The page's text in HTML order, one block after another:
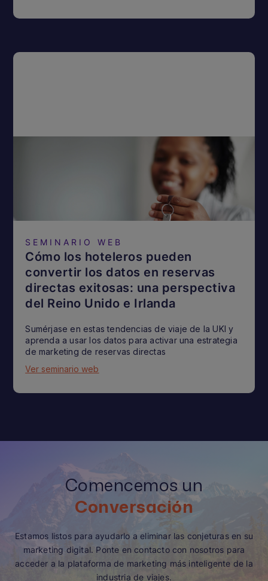
SEMINARIO WEB
Cómo los hoteleros pueden
convertir los datos en reservas
directas exitosas: una perspectiva
del Reino Unido e Irlanda
Sumérjase en estas tendencias de viaje de la UKI y
aprenda a usar los datos para activar una estrategia
de marketing de reservas directas
Ver seminario web
Comencemos un
Conversación
Estamos listos para ayudarlo a eliminar las conjeturas en su
marketing digital. Ponte en contacto con nosotros para
acceder a la plataforma de marketing más inteligente de la
industria de viajes.